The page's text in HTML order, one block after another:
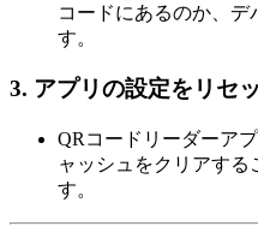
コードにあるのか、デ
す。
3. アプリの設定をリセ
QRコードリーダーア
ャッシュをクリアする
す。